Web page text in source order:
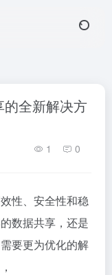
全新解决方
1 0
性、安全性和稳
数据共享，还是
要更为优化的解